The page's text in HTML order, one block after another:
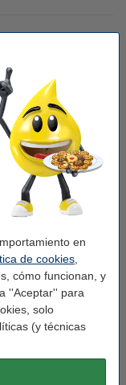
en
de cookies
cómo funcionan, y
''Aceptar'' para
solo
(y técnicas